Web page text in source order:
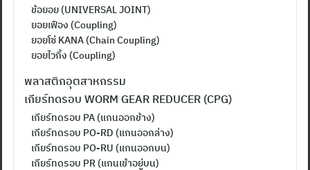
ข้อยอย (UNIVERSAL JOINT)
ยอยเฟือง (Coupling)
ยอยโซ่ KANA (Chain Coupling)
ยอยไวกิ้ง (Coupling)
พลาสติกอุตสาหกรรม
เกียร์ทดรอบ WORM GEAR REDUCER (CPG)
เกียร์ทดรอบ PA (แกนออกข้าง)
เกียร์ทดรอบ PO-RD (แกนออกล่าง)
เกียร์ทดรอบ PO-RU (แกนออกบน)
เกียร์ทดรอบ PR (แกนเข้าอยู่บน)